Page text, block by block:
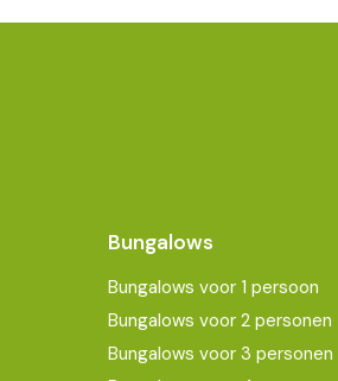
Bungalows
Bungalows voor 1 persoon
Bungalows voor 2 personen
Bungalows voor 3 personen